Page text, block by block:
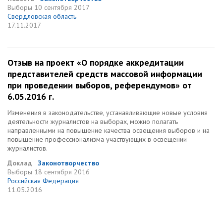
Выборы 10 сентября 2017
Свердловская область
17.11.2017
Отзыв на проект «О порядке аккредитации
представителей средств массовой информации
при проведении выборов, референдумов» от
6.05.2016 г.
Изменения в законодательстве, устанавливающие новые условия
деятельности журналистов на выборах, можно полагать
направленными на повышение качества освещения выборов и на
повышение профессионализма участвующих в освещении
журналистов.
Доклад
Законотворчество
Выборы 18 сентября 2016
Российская Федерация
11.05.2016